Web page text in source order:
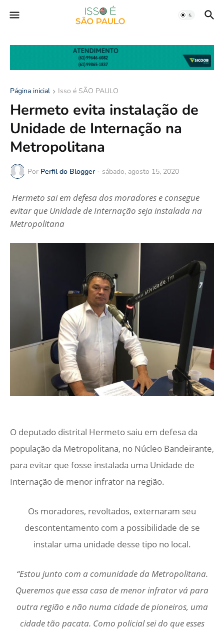
Página inicial Isso é SÃO PAULO
Hermeto evita instalação de
Unidade de Internação na
Metropolitana
Por Perfil do Blogger - sábado, agosto 15, 2020
Hermeto sai em defesa dos moradores e consegue
evitar que Unidade de Internação seja instalada na
Metropolitana
O deputado distrital Hermeto saiu em defesa da
população da Metropolitana, no Núcleo Bandeirante,
para evitar que fosse instalada uma Unidade de
Internação de menor infrator na região.
Os moradores, revoltados, externaram seu
descontentamento com a possibilidade de se
instalar uma unidade desse tipo no local.
“Estou junto com a comunidade da Metropolitana.
Queremos que essa casa de menor infrator vá para
outra região e não numa cidade de pioneiros, uma
cidade tão pacata. Como policial sei do que esses